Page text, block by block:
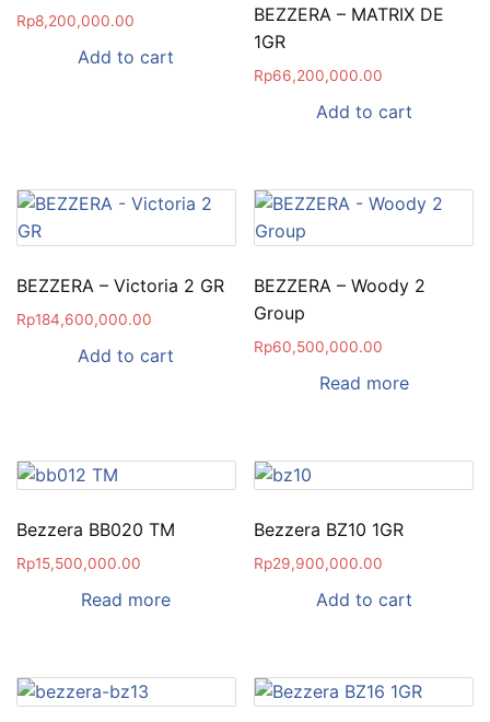
Rp8,200,000.00
Add to cart
BEZZERA – MATRIX DE
1GR
Rp66,200,000.00
Add to cart
BEZZERA – Victoria 2 GR
Rp184,600,000.00
Add to cart
BEZZERA – Woody 2
Group
Rp60,500,000.00
Read more
Bezzera BB020 TM
Rp15,500,000.00
Read more
Bezzera BZ10 1GR
Rp29,900,000.00
Add to cart